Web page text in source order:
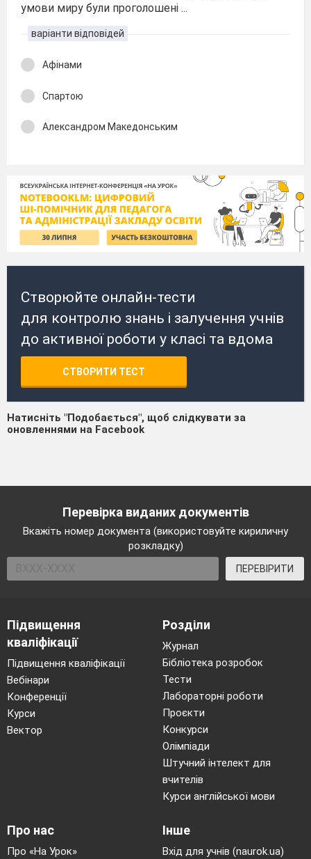
умови миру були проголошені ...
варіанти відповідей
Афінами
Спартою
Александром Македонським
Створюйте онлайн-тести
для контролю знань і залучення учнів
до активної роботи у класі та вдома
СТВОРИТИ ТЕСТ
Натисніть "Подобається", щоб слідкувати за
оновленнями на Facebook
Перевірка виданих документів
Вкажіть номер документа (використовуйте кириличну
розкладку)
ПЕРЕВІРИТИ
Підвищення
кваліфікації
Підвищення кваліфікації
Вебінари
Конференції
Курси
Вектор
Розділи
Журнал
Бібліотека розробок
Тести
Лабораторні роботи
Проєкти
Конкурси
Олімпіади
Штучний інтелект для
вчителів
Курси англійської мови
Про нас
Про «На Урок»
Інше
Вхід для учнів (naurok.ua)